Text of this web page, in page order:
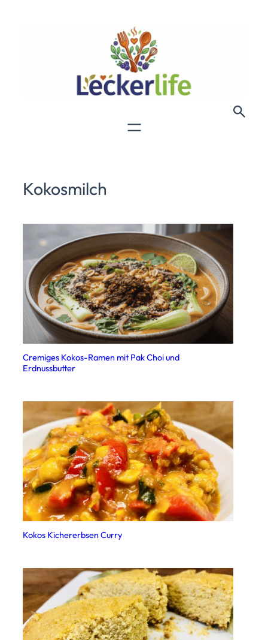
Kokosmilch
Cremiges Kokos-Ramen mit Pak Choi und
Erdnussbutter
Kokos Kichererbsen Curry